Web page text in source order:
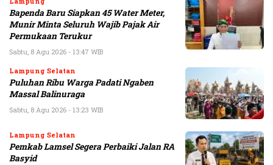
Bapenda Baru Siapkan 45 Water Meter,
Munir Minta Seluruh Wajib Pajak Air
Permukaan Terukur
Sabtu, 8 Agu 2026 - 13:47 WIB
Lampung Selatan
Puluhan Ribu Warga Padati Ngaben
Massal Balinuraga
Sabtu, 8 Agu 2026 - 13:23 WIB
Lampung Selatan
Pemkab Lamsel Segera Perbaiki Jalan RA
Basyid